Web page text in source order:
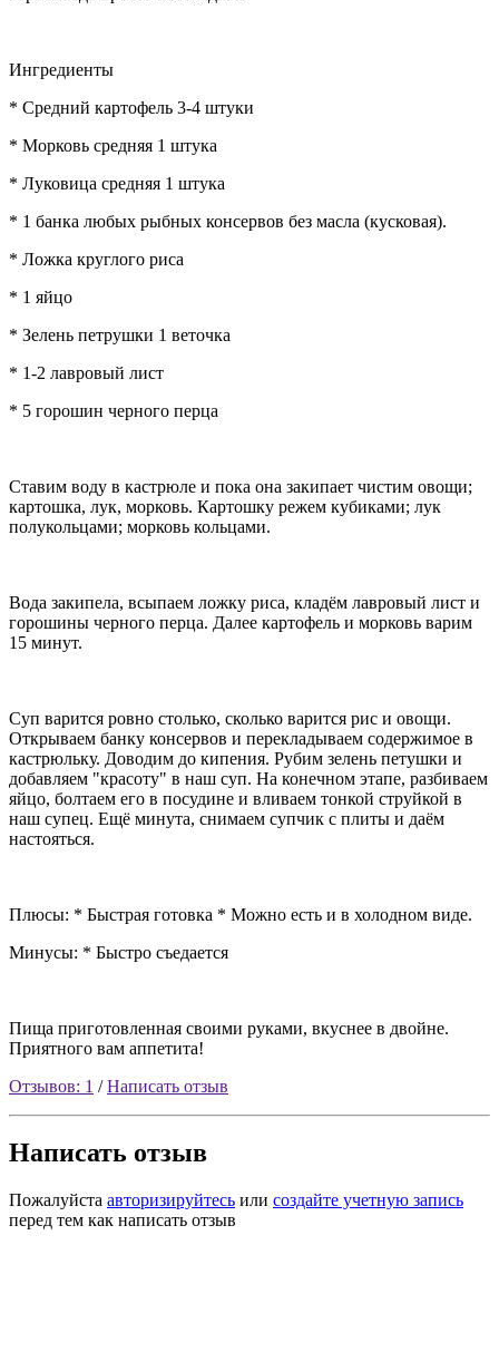
Ингредиенты
* Средний картофель 3-4 штуки
* Морковь средняя 1 штука
* Луковица средняя 1 штука
* 1 банка любых рыбных консервов без масла (кусковая).
* Ложка круглого риса
* 1 яйцо
* Зелень петрушки 1 веточка
* 1-2 лавровый лист
* 5 горошин черного перца
Ставим воду в кастрюле и пока она закипает чистим овощи;
картошка, лук, морковь. Картошку режем кубиками; лук
полукольцами; морковь кольцами.
Вода закипела, всыпаем ложку риса, кладём лавровый лист и
горошины черного перца. Далее картофель и морковь варим
15 минут.
Суп варится ровно столько, сколько варится рис и овощи.
Открываем банку консервов и перекладываем содержимое в
кастрюльку. Доводим до кипения. Рубим зелень петушки и
добавляем "красоту" в наш суп. На конечном этапе, разбиваем
яйцо, болтаем его в посудине и вливаем тонкой струйкой в
наш супец. Ещё минута, снимаем супчик с плиты и даём
настояться.
Плюсы: * Быстрая готовка * Можно есть и в холодном виде.
Минусы: * Быстро съедается
Пища приготовленная своими руками, вкуснее в двойне.
Приятного вам аппетита!
Отзывов: 1 /Написать отзыв
Написать отзыв
Пожалуйста авторизируйтесь или создайте учетную запись
перед тем как написать отзыв